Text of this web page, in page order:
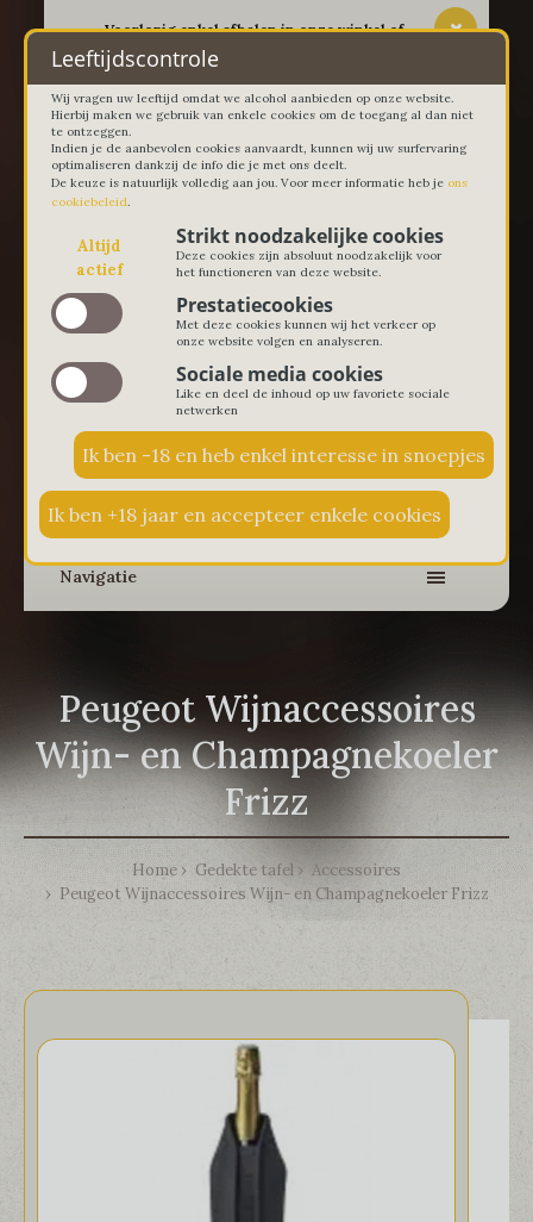
-- Voorlopig enkel afhalen in onze winkel of
thuislevering in Lievegem vanaf 100 euro --
0 € 0,00
Navigatie
Peugeot Wijnaccessoires
Wijn- en Champagnekoeler
Frizz
Home Gedekte tafel
Accessoires
Peugeot Wijnaccessoires Wijn- en Champagnekoeler Frizz
Leeftijdscontrole
Wij vragen uw leeftijd omdat we alcohol aanbieden op onze website.
Hierbij maken we gebruik van enkele cookies om de toegang al dan niet
te ontzeggen.
Indien je de aanbevolen cookies aanvaardt, kunnen wij uw surfervaring
optimaliseren dankzij de info die je met ons deelt.
De keuze is natuurlijk volledig aan jou. Voor meer informatie heb je ons
cookiebeleid.
Altijd
actief
Strikt noodzakelijke cookies
Deze cookies zijn absoluut noodzakelijk voor
het functioneren van deze website.
Prestatiecookies
Met deze cookies kunnen wij het verkeer op
onze website volgen en analyseren.
Sociale media cookies
Like en deel de inhoud op uw favoriete sociale
netwerken